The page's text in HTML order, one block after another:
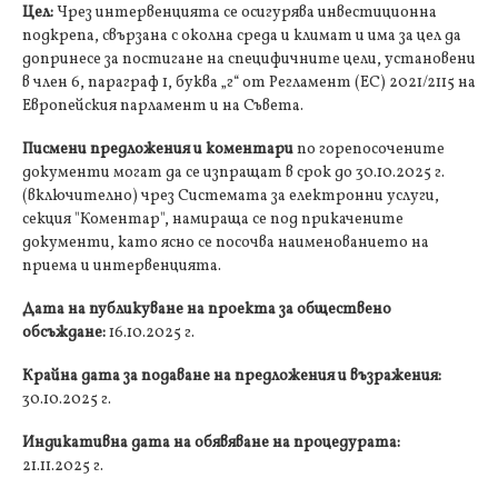
Цел:Чрез интервенцията се осигурява инвестиционна
подкрепа, свързана с околна среда и климат и има за цел да
допринесе за постигане на специфичните цели, установени
в член 6, параграф 1, буква „г“ от Регламент (ЕС) 2021/2115 на
Европейския парламент и на Съвета.
Писмени предложения и коментарипо горепосочените
документи могат да се изпращат в срок до 30.10.2025 г.
(включително) чрез Системата за електронни услуги,
секция "Коментар", намираща се под прикачените
документи, като ясно се посочва наименованието на
приема и интервенцията.
Дата на публикуване на проекта за обществено
обсъждане:16.10.2025 г.
Крайна дата за подаване на предложения и възражения:
30.10.2025 г.
Индикативна дата на обявяване на процедурата:
21.11.2025 г.